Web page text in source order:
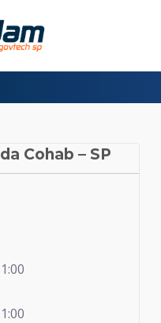
Cohab – SP